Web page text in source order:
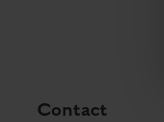
Contact